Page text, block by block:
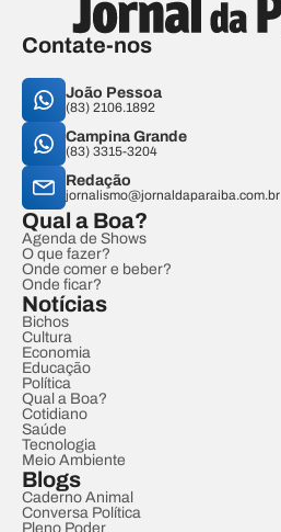
Contate-nos
João Pessoa
(83) 2106.1892
Campina Grande
(83) 3315-3204
Redação
jornalismo@jornaldaparaiba.com.br
Qual a Boa?
Agenda de Shows
O que fazer?
Onde comer e beber?
Onde ficar?
Notícias
Bichos
Cultura
Economia
Educação
Política
Qual a Boa?
Cotidiano
Saúde
Tecnologia
Meio Ambiente
Blogs
Caderno Animal
Conversa Política
Pleno Poder